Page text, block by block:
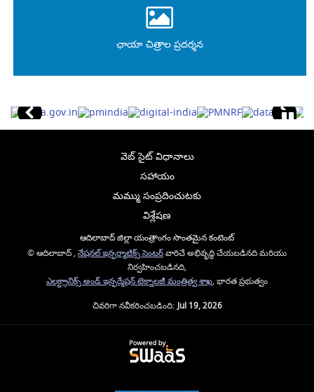
ఛాయా చిత్రాల ప్రదర్శన
వెబ్ సైట్ విధానాలు
సహాయం
మమ్ము సంప్రదించుటకు
విశ్లేషణ
ఆదిలాబాద్ జిల్లా యంత్రాంగం సొంతమైన కంటెంట్
© ఆదిలాబాద్ , నేషనల్ ఇన్ఫర్మాటిక్స్ సెంటర్వారిచే అభివృద్ధి చేయబడినది మరియు
నిర్వహించబడినది,
ఎలక్ట్రానిక్స్ అండ్ ఇన్ఫర్మేషన్ టెక్నాలజీ మంత్రిత్వ శాఖ, భారత ప్రభుత్వం
చివరిగా నవీకరించబడింది:Jul 19, 2026